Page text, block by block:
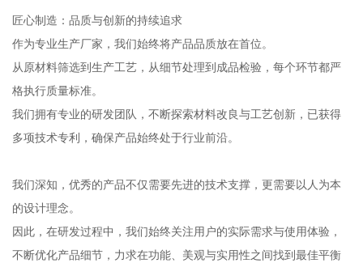
匠心制造：品质与创新的持续追求
作为专业生产厂家，我们始终将产品品质放在首位。
从原材料筛选到生产工艺，从细节处理到成品检验，每个环节都严
格执行质量标准。
我们拥有专业的研发团队，不断探索材料改良与工艺创新，已获得
多项技术专利，确保产品始终处于行业前沿。
我们深知，优秀的产品不仅需要先进的技术支撑，更需要以人为本
的设计理念。
因此，在研发过程中，我们始终关注用户的实际需求与使用体验，
不断优化产品细节，力求在功能、美观与实用性之间找到最佳平衡